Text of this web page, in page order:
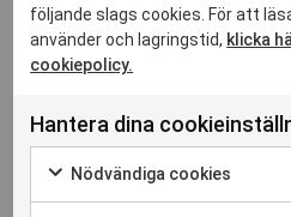
följande slags cookies. För att
använder och lagringstid, klicka
cookiepolicy.
Hantera dina
Nödvändiga cookies